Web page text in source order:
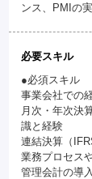
ンス、PMIの
必要スキル
●必須スキル
事業会社での
月次・年次決
識と経験
連結決算（
業務プロセス
管理会計の導